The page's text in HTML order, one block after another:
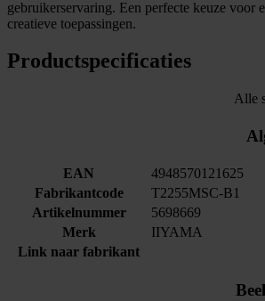
gebruikerservaring. Een perfecte keuze voor
creatieve toepassingen.
Productspecificaties
Alle
EAN
4948570121625
Fabrikantcode
T2255MSC-B1
Artikelnummer
5698669
Merk
IIYAMA
Link naar fabrikant